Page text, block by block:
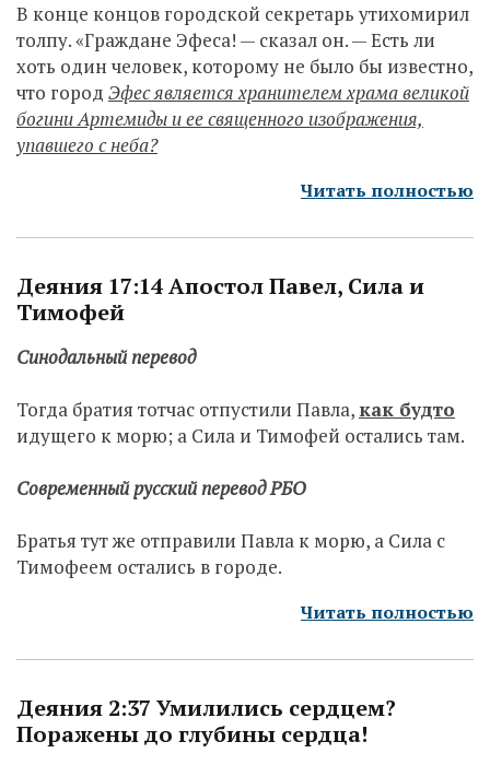
В конце концов городской секретарь утихомирил
толпу. «Граждане Эфеса! — сказал он. — Есть ли
хоть один человек, которому не было бы известно,
что город Эфес является хранителем храма великой
богини Артемиды и ее священного изображения,
упавшего с неба?
Читать полностью
Деяния 17:14 Апостол Павел, Сила и
Тимофей
Синодальный перевод
Тогда братия тотчас отпустили Павла, как будто
идущего к морю; а Сила и Тимофей остались там.
Современный русский перевод РБО
Братья тут же отправили Павла к морю, а Сила с
Тимофеем остались в городе.
Читать полностью
Деяния 2:37 Умилились сердцем?
Поражены до глубины сердца!